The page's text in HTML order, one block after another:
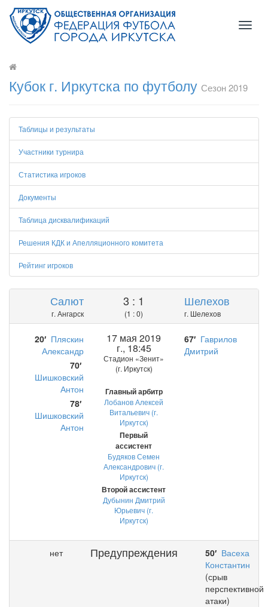
Кубок г. Иркутска по футболу Сезон 2019
Таблицы и результаты
Участники турнира
Статистика игроков
Документы
Таблица дисквалификаций
Решения КДК и Апелляционного комитета
Рейтинг игроков
Салют
г. Ангарск
3 : 1
(1 : 0)
Шелехов
г. Шелехов
20′ Пляскин
Александр
70′
Шишковский
Антон
78′
Шишковский
Антон
17 мая 2019
г., 18:45
Стадион «Зенит»
(г. Иркутск)
Главный арбитр
Лобанов Алексей
Витальевич (г.
Иркутск)
Первый
ассистент
Будяков Семен
Александрович (г.
Иркутск)
Второй ассистент
Дубынин Дмитрий
Юрьевич (г.
Иркутск)
67′ Гаврилов
Дмитрий
нет Предупреждения 50′ Васеха
Константин
(срыв
перспективной
атаки)